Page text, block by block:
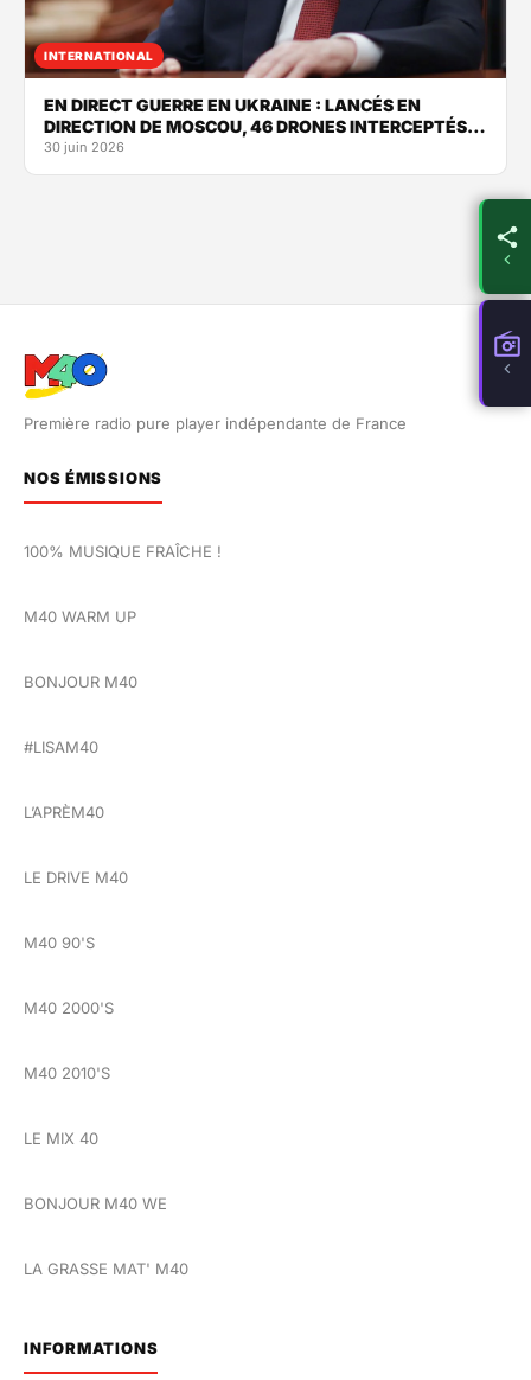
INTERNATIONAL
EN DIRECT GUERRE EN UKRAINE : LANCÉS EN
DIRECTION DE MOSCOU, 46 DRONES INTERCEPTÉS…
30 juin 2026
Première radio pure player indépendante de France
NOS ÉMISSIONS
100% MUSIQUE FRAÎCHE !
M40 WARM UP
BONJOUR M40
#LISAM40
L’APRÈM40
LE DRIVE M40
M40 90'S
M40 2000'S
M40 2010'S
LE MIX 40
BONJOUR M40 WE
LA GRASSE MAT' M40
INFORMATIONS